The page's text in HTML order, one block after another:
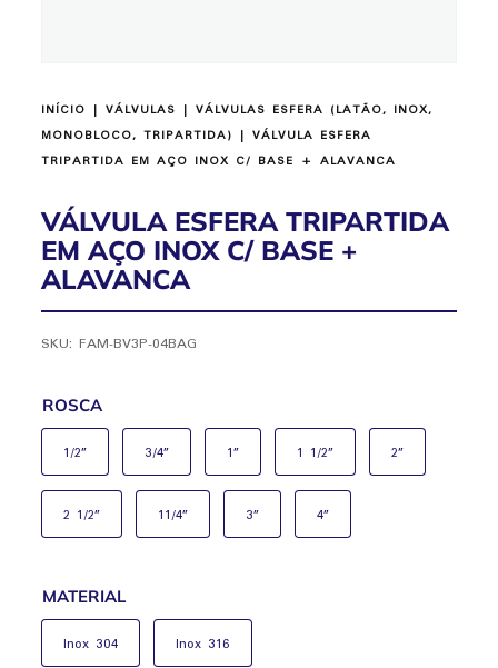
INÍCIO |VÁLVULAS |VÁLVULAS ESFERA (LATÃO, INOX,
MONOBLOCO, TRIPARTIDA) | VÁLVULA ESFERA
TRIPARTIDA EM AÇO INOX C/ BASE + ALAVANCA
VÁLVULA ESFERA TRIPARTIDA
EM AÇO INOX C/ BASE +
ALAVANCA
SKU:FAM-BV3P-04BAG
ROSCA
1/2” 3/4” 1” 1 1/2” 2”
2 1/2” 11/4” 3” 4”
MATERIAL
Inox 304 Inox 316